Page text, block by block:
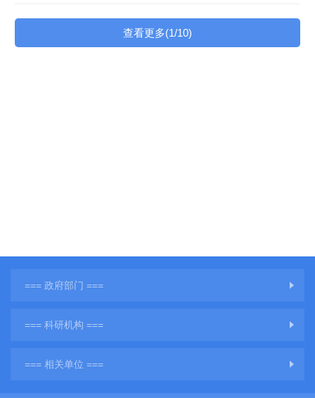
查看更多(1/10)
=== 政府部门 ===
=== 科研机构 ===
=== 相关单位 ===